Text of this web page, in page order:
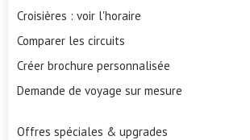
Croisières : voir l'horaire
Comparer les circuits
Créer brochure personnalisée
Demande de voyage sur mesure
Offres spéciales & upgrades